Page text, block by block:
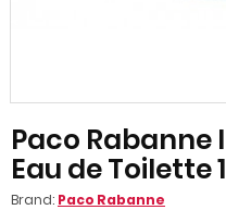
Paco Rabanne
Eau de Toilette
Brand: Paco Rabanne